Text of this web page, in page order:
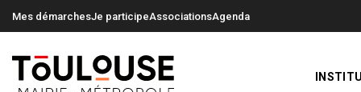
Mes démarchesJe participeAssociationsAgenda